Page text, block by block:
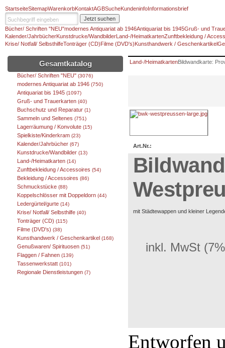
StartseiteSitemapWarenkorbKontaktAGBSucheKundeninfoInformationsbrief
Jetzt suchen
Bücher/ Schriften "NEU"modernes Antiquariat ab 1946Antiquariat bis 1945Gruß- und
Kalender/JahrbücherKunstdrucke/Wandbilder Land-/HeimatkartenZunftbekleidung /
Krise/ Notfall/ SelbsthilfeTonträger (CD) Filme (DVD's) Kunsthandwerk / Geschenkartikel
Gesamtkatalog
Bücher/ Schriften "NEU" (3076)
modernes Antiquariat ab 1946 (750)
Antiquariat bis 1945 (1097)
Gruß- und Trauerkarten (40)
Buchschutz und Reparatur (1)
Sammeln und Seltenes (751)
Lagerräumung / Konvolute (15)
Spielkiste/Kinderkram (23)
Kalender/Jahrbücher (67)
Kunstdrucke/Wandbilder (13)
Land-/Heimatkarten (14)
Zunftbekleidung / Accessoires (54)
Bekleidung / Accessoires (86)
Schmuckstücke (88)
Koppelschlösser mit Doppeldorn (44)
Ledergürtel/gurte (14)
Krise/ Notfall/ Selbsthilfe (40)
Tonträger (CD) (115)
Filme (DVD's) (38)
Kunsthandwerk / Geschenkartikel (168)
Genußwaren/ Spirituosen (51)
Flaggen / Fahnen (139)
Tassenwerkstatt (101)
Regionale Dienstleistungen (7)
Land-/HeimatkartenBildwandkarte:
Art.Nr.:
mit Städtewappen und kleiner
inkl. MwSt
Entworfen